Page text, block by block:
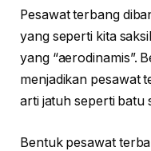
Pesawat terbang
yang seperti kita
yang “aerodinamis”.
menjadikan pesawat
arti jatuh seperti batu
Bentuk pesawat